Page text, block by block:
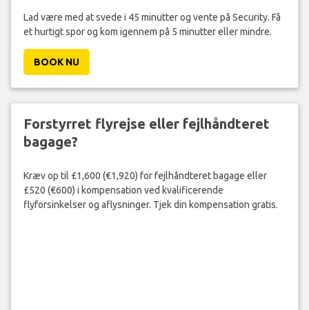
Lad være med at svede i 45 minutter og vente på Security. Få
et hurtigt spor og kom igennem på 5 minutter eller mindre.
BOOK NU
Forstyrret flyrejse eller fejlhåndteret
bagage?
Kræv op til £1,600 (€1,920) for fejlhåndteret bagage eller
£520 (€600) i kompensation ved kvalificerende
flyforsinkelser og aflysninger. Tjek din kompensation gratis.